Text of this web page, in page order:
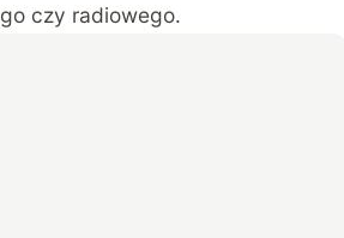
czy radiowego.